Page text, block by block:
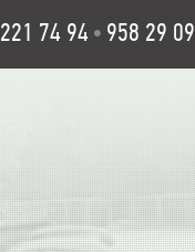
221 74 94 • 958 29 09